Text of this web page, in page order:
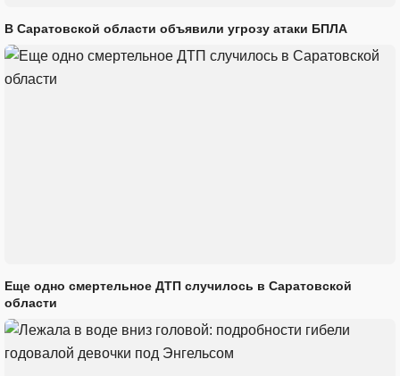
В Саратовской области объявили угрозу атаки БПЛА
Еще одно смертельное ДТП случилось в Саратовской
области